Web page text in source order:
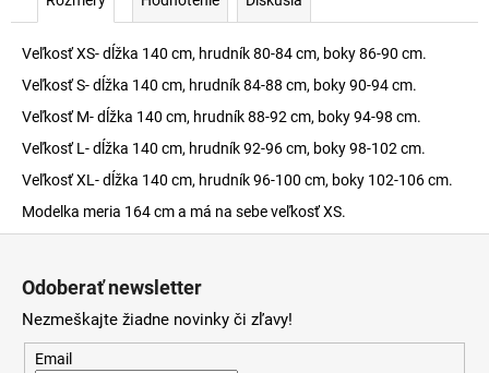
Veľkosť XS- dĺžka 140 cm, hrudník 80-84 cm, boky 86-90 cm.
Veľkosť S- dĺžka 140 cm, hrudník 84-88 cm, boky 90-94 cm.
Veľkosť M- dĺžka 140 cm, hrudník 88-92 cm, boky 94-98 cm.
Veľkosť L- dĺžka 140 cm, hrudník 92-96 cm, boky 98-102 cm.
Veľkosť XL- dĺžka 140 cm, hrudník 96-100 cm, boky 102-106 cm.
Modelka meria 164 cm a má na sebe veľkosť XS.
Odoberať newsletter
Nezmeškajte žiadne novinky či zľavy!
Email